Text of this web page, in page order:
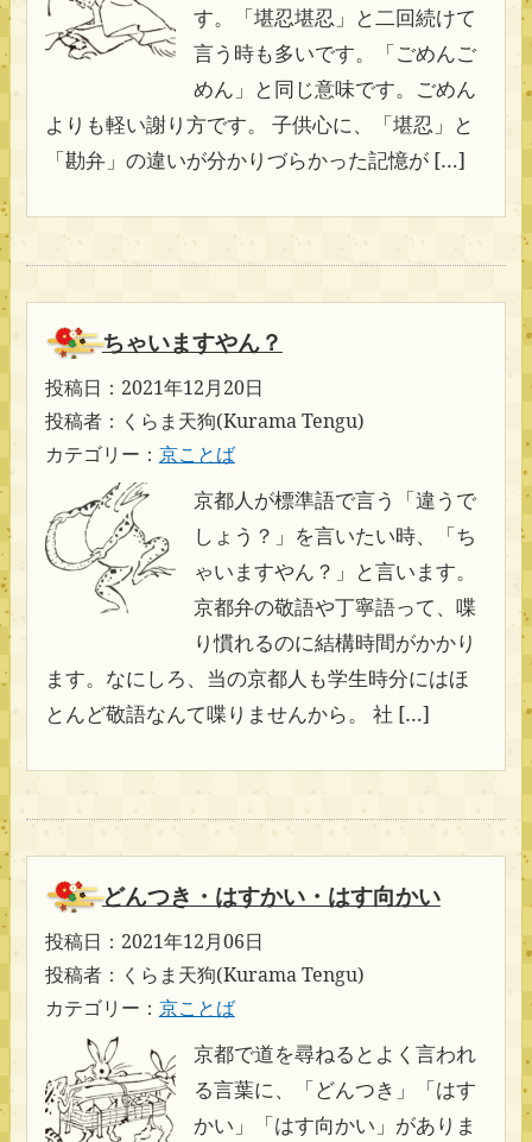
す。「堪忍堪忍」と二回続けて
言う時も多いです。「ごめんご
めん」と同じ意味です。ごめん
よりも軽い謝り方です。 子供心に、「堪忍」と
「勘弁」の違いが分かりづらかった記憶が […]
ちゃいますやん？
投稿日：2021年12月20日
投稿者：くらま天狗(Kurama Tengu)
カテゴリー： 京ことば
京都人が標準語で言う「違うで
しょう？」を言いたい時、「ち
ゃいますやん？」と言います。
京都弁の敬語や丁寧語って、喋
り慣れるのに結構時間がかかり
ます。なにしろ、当の京都人も学生時分にはほ
とんど敬語なんて喋りませんから。 社 […]
どんつき・はすかい・はす向かい
投稿日：2021年12月06日
投稿者：くらま天狗(Kurama Tengu)
カテゴリー： 京ことば
京都で道を尋ねるとよく言われ
る言葉に、「どんつき」「はす
かい」「はす向かい」がありま